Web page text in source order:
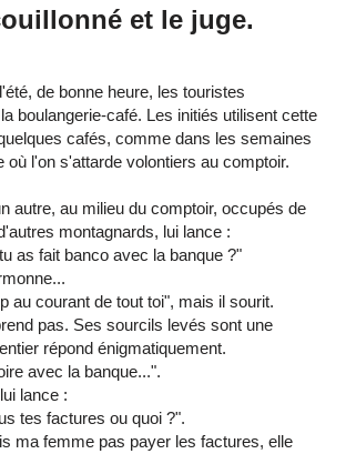
et le juge.
de bonne heure, les touristes
boulangerie-café. Les initiés utilisent cette
cafés, comme dans les semaines
où l'on s'attarde volontiers au comptoir.
autre, au milieu du comptoir, occupés de
montagnards, lui lance :
as fait banco avec la banque ?"
au courant de tout toi", mais il sourit.
pas. Ses sourcils levés sont une
répond énigmatiquement.
avec la banque...".
lance :
tes factures ou quoi ?".
ma femme pas payer les factures, elle